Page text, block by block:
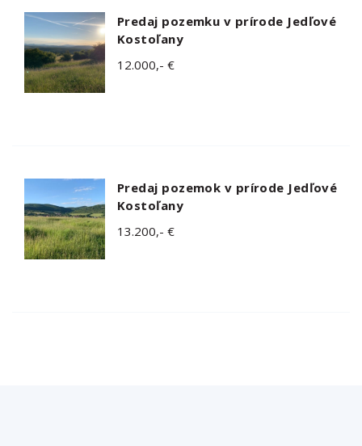
Predaj pozemku v prírode Jedľové
Kostoľany
12.000,- €
Predaj pozemok v prírode Jedľové
Kostoľany
13.200,- €